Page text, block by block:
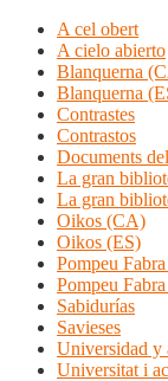
A cel obert
A cielo abierto
Blanquerna
Blanquerna
Contrastes
Contrastos
Documents
La gran
La gran
Oikos (CA)
Oikos (ES)
Pompeu
Pompeu
Sabidurías
Savieses
Universidad y
Universitat i